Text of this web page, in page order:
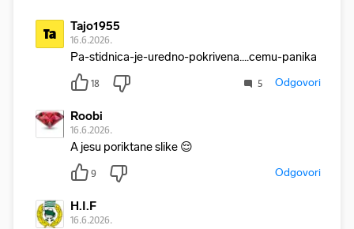
Ta Tajo1955
16.6.2026.
Pa-stidnica-je-uredno-pokrivena....cemu-panika
18 5 Odgovori
Roobi
16.6.2026.
A jesu poriktane slike 😌
9 Odgovori
H.I.F
16.6.2026.